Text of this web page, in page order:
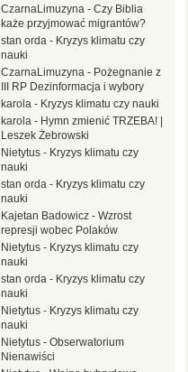
CzarnaLimuzyna - Czy Biblia
każe przyjmować migrantów?
stan orda - Kryzys klimatu czy
nauki
CzarnaLimuzyna - Pożegnanie z
III RP Dezinformacja i wybory
karola - Kryzys klimatu czy nauki
karola - Hymn zmienić TRZEBA! |
Leszek Żebrowski
Nietytus - Kryzys klimatu czy
nauki
stan orda - Kryzys klimatu czy
nauki
Kajetan Badowicz - Wzrost
represji wobec Polaków
Nietytus - Kryzys klimatu czy
nauki
stan orda - Kryzys klimatu czy
nauki
Nietytus - Kryzys klimatu czy
nauki
Nietytus - Obserwatorium
Nienawiści